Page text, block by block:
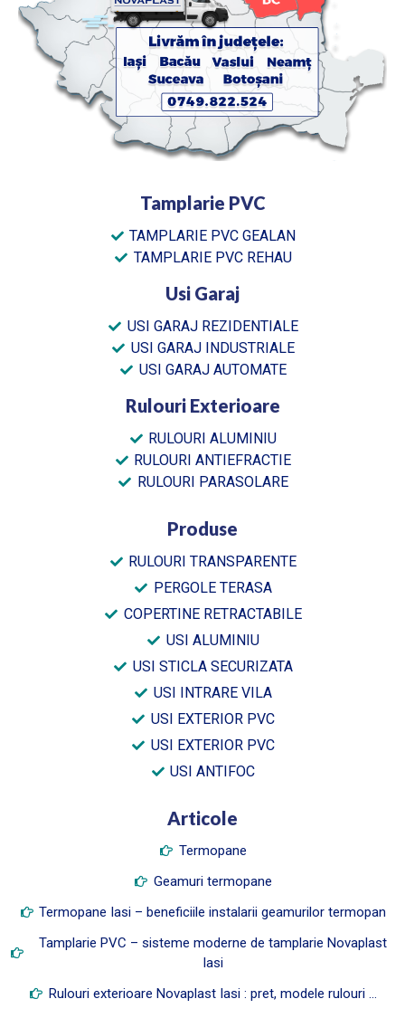
Tamplarie PVC
TAMPLARIE PVC GEALAN
TAMPLARIE PVC REHAU
Usi Garaj
USI GARAJ REZIDENTIALE
USI GARAJ INDUSTRIALE
USI GARAJ AUTOMATE
Rulouri Exterioare
RULOURI ALUMINIU
RULOURI ANTIEFRACTIE
RULOURI PARASOLARE
Produse
RULOURI TRANSPARENTE
PERGOLE TERASA
COPERTINE RETRACTABILE
USI ALUMINIU
USI STICLA SECURIZATA
USI INTRARE VILA
USI EXTERIOR PVC
USI EXTERIOR PVC
USI ANTIFOC
Articole
Termopane
Geamuri termopane
Termopane Iasi – beneficiile instalarii geamurilor termopan
Tamplarie PVC – sisteme moderne de tamplarie Novaplast
Iasi
Rulouri exterioare Novaplast Iasi : pret, modele rulouri …